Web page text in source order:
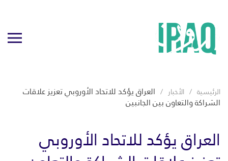
الرئيسية الأخبار العراق يؤكد للاتحاد الأوروبي تعزيز علاقات
الشراكة والتعاون بين الجانبين
العراق يؤكد للاتحاد الأوروبي